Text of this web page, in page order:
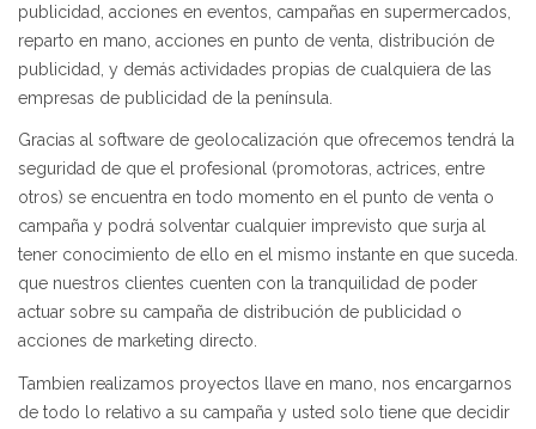
publicidad, acciones en eventos, campañas en supermercados,
reparto en mano, acciones en punto de venta, distribución de
publicidad, y demás actividades propias de cualquiera de las
empresas de publicidad de la península.
Gracias al software de geolocalización que ofrecemos tendrá la
seguridad de que el profesional (promotoras, actrices, entre
otros) se encuentra en todo momento en el punto de venta o
campaña y podrá solventar cualquier imprevisto que surja al
tener conocimiento de ello en el mismo instante en que suceda.
que nuestros clientes cuenten con la tranquilidad de poder
actuar sobre su campaña de distribución de publicidad o
acciones de marketing directo.
Tambien realizamos proyectos llave en mano, nos encargarnos
de todo lo relativo a su campaña y usted solo tiene que decidir